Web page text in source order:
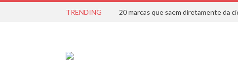
TRENDING